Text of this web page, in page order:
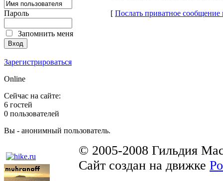
Пароль
Запомнить меня
Зарегистрироваться
Online
Сейчас на сайте:
6 гостей
0 пользователей
Вы - анонимный пользователь.
[ Послать приватное сообщение
© 2005-2008 Гильдия
Сайт создан на движке